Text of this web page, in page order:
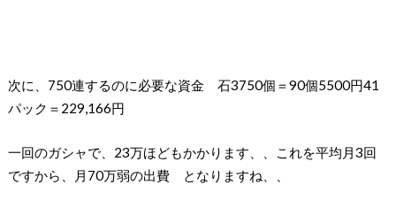
次に、 750連するのに必要な資金 石3750個＝90個5500円41
パック＝ 229,166円
一回のガシャで、 23万ほどもかかります、、 これを平均月3回
ですから、
月 70万弱の出費 となりますね、、